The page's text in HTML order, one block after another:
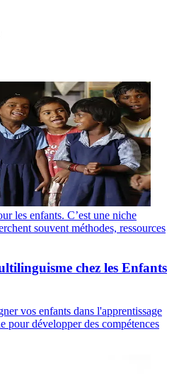
les enfants. C’est une niche
souvent méthodes, ressources
chez les Enfants
vos enfants dans l'apprentissage
pour développer des compétences